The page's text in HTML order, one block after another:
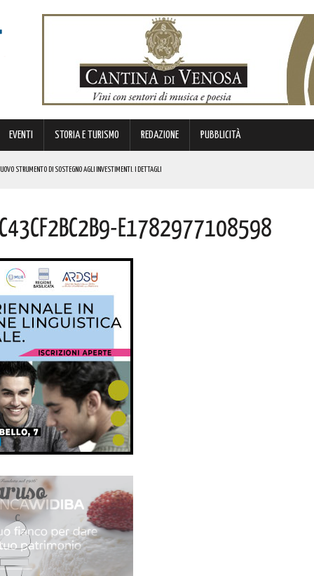
EVENTI STORIA E TURISMO REDAZIONE PUBBLICITÀ
STRUMENTO DI SOSTEGNO AGLI INVESTIMENTI. I DETTAGLI
UN 63ENNE. I DETTAGLI
MUSICA E DIVERTIMENTO. I DETTAGLI DELL’EVENTO
E1782977108598